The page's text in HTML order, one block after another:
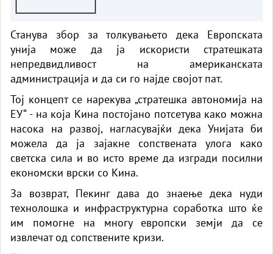
Станува збор за толкувањето дека Европската
унија може да ја искористи стратешката
непредвидливост на американската
администрација и да си го најде својот пат.
Тој концепт се нарекува „стратешка автономија на
ЕУ“ - на која Кина постојано потсетува како можна
насока на развој, нагласувајќи дека Унијата би
можела да ја зајакне сопствената улога како
светска сила и во исто време да изгради посилни
економски врски со Кина.
За возврат, Пекинг дава до знаење дека нуди
технолошка и инфраструктурна соработка што ќе
им помогне на многу европски земји да се
извлечат од сопствените кризи.